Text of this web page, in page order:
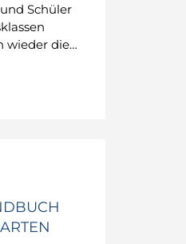
Schüler
wieder die…